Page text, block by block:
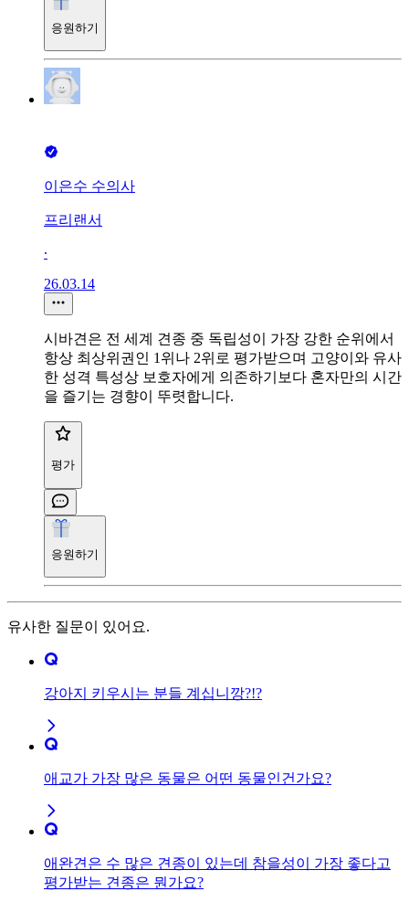
응원하기
이은수 수의사
프리랜서
∙
26.03.14
시바견은 전 세계 견종 중 독립성이 가장 강한 순위에서
항상 최상위권인 1위나 2위로 평가받으며 고양이와 유사
한 성격 특성상 보호자에게 의존하기보다 혼자만의 시간
을 즐기는 경향이 뚜렷합니다.
평가
응원하기
유사한 질문이 있어요.
강아지 키우시는 분들 계십니깡?!?
애교가 가장 많은 동물은 어떤 동물인건가요?
애완견은 수 많은 견종이 있는데 참을성이 가장 좋다고
평가받는 견종은 뭔가요?